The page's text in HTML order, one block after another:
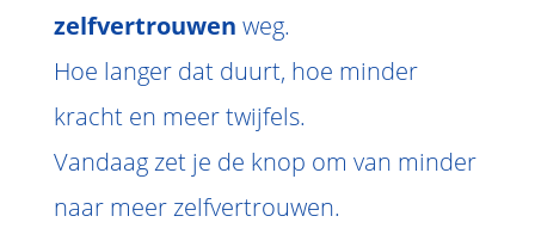
zelfvertrouwen weg.
Hoe langer dat duurt, hoe minder
kracht en meer twijfels.
Vandaag zet je de knop om van minder
naar meer zelfvertrouwen.